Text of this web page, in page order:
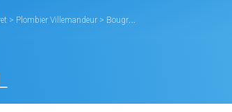
> Plombier Villemandeur > Bougreau Philippe SARL